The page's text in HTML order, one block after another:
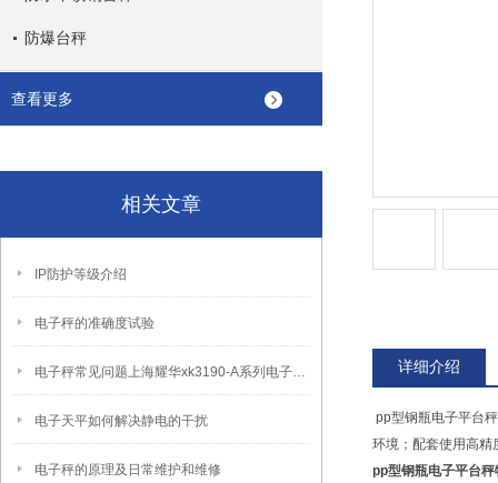
防爆台秤
查看更多
相关文章
IP防护等级介绍
电子秤的准确度试验
电子秤常见问题上海耀华xk3190-A系列电子地磅秤维修之仪表常见错误代码
电子天平如何解决静电的干扰
电子秤的原理及日常维护和维修
详细介绍
pp型钢瓶电子平台
环境；配套使用高精
pp型钢瓶电子平台秤